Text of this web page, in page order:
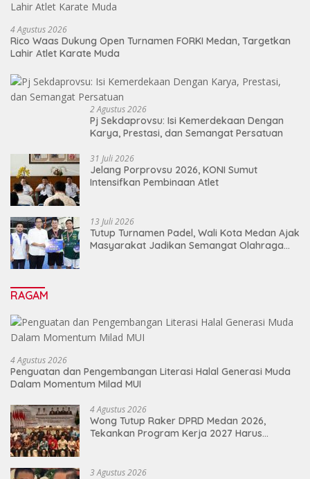
4 Agustus 2026
Rico Waas Dukung Open Turnamen FORKI Medan, Targetkan
Lahir Atlet Karate Muda
2 Agustus 2026
Pj Sekdaprovsu: Isi Kemerdekaan Dengan
Karya, Prestasi, dan Semangat Persatuan
31 Juli 2026
Jelang Porprovsu 2026, KONI Sumut
Intensifkan Pembinaan Atlet
13 Juli 2026
Tutup Turnamen Padel, Wali Kota Medan Ajak
Masyarakat Jadikan Semangat Olahraga
RAGAM
4 Agustus 2026
Penguatan dan Pengembangan Literasi Halal Generasi Muda
Dalam Momentum Milad MUI
4 Agustus 2026
Wong Tutup Raker DPRD Medan 2026,
Tekankan Program Kerja 2027 Harus
3 Agustus 2026